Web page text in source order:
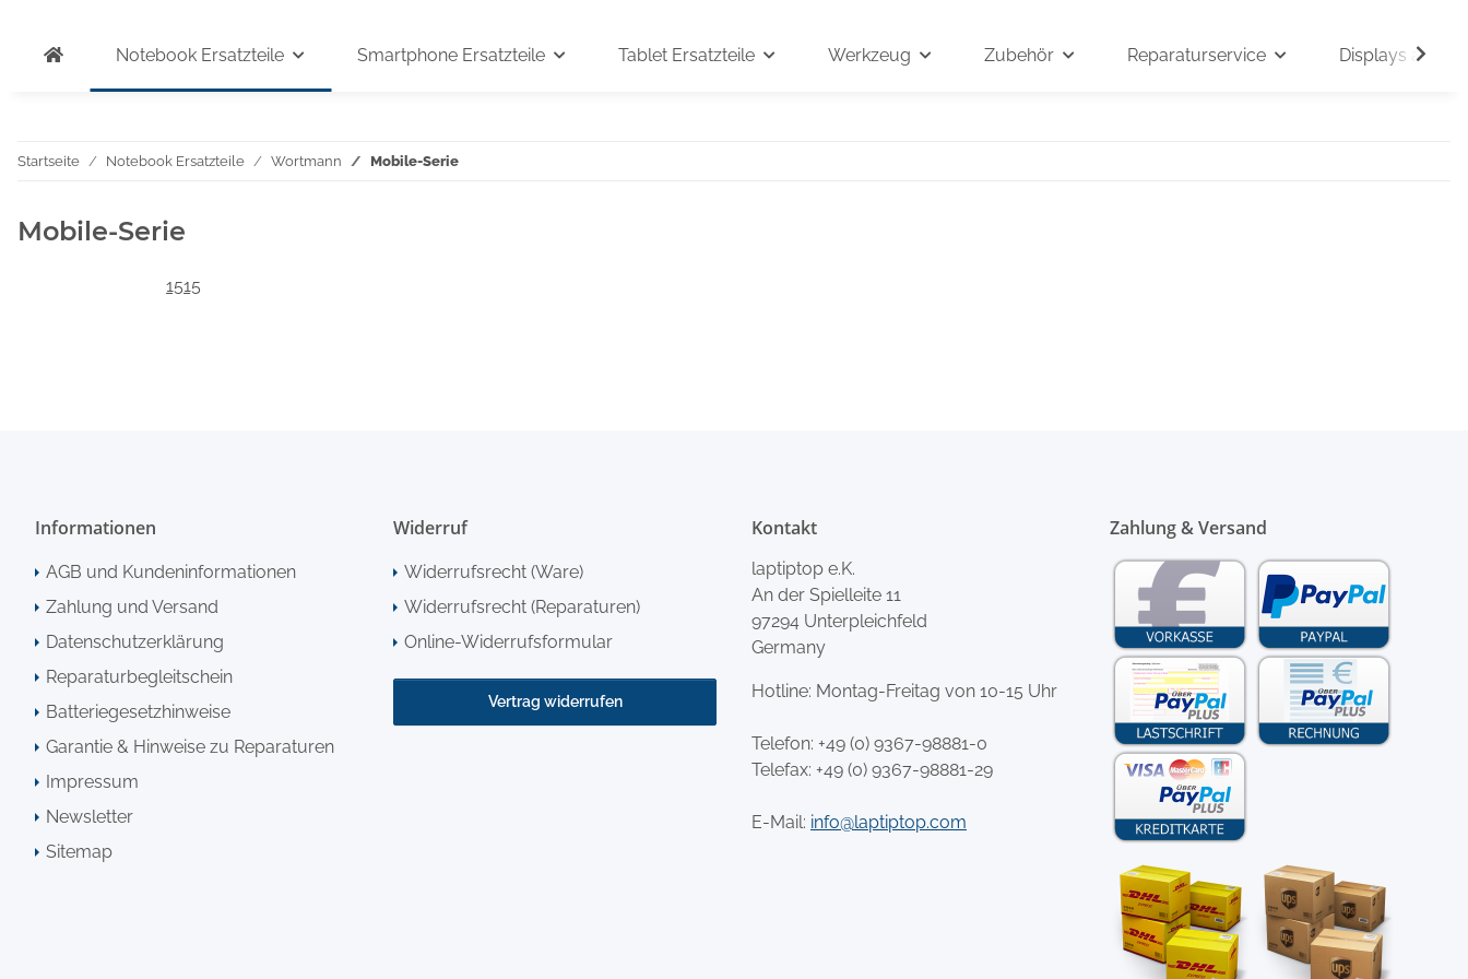
Notebook Ersatzteile Smartphone Ersatzteile Tablet Ersatzteile Werkzeug Zubehör Reparaturservice Displays auf
Startseite Notebook Ersatzteile Wortmann Mobile-Serie
Mobile-Serie
1515
Informationen
AGB und Kundeninformationen
Zahlung und Versand
Datenschutzerklärung
Reparaturbegleitschein
Batteriegesetzhinweise
Garantie & Hinweise zu Reparaturen
Impressum
Newsletter
Sitemap
Widerruf
Widerrufsrecht (Ware)
Widerrufsrecht (Reparaturen)
Online-Widerrufsformular
Vertrag widerrufen
Kontakt
laptiptop e.K.
An der Spielleite 11
97294 Unterpleichfeld
Germany
Hotline: Montag-Freitag von 10-15 Uhr
Telefon: +49 (0) 9367-98881-0
Telefax: +49 (0) 9367-98881-29
E-Mail: info@laptiptop.com
Zahlung & Versand